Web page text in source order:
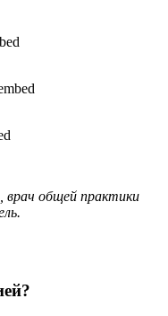
врач общей практики